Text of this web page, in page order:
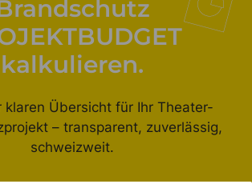
kalkulieren.
klaren Übersicht für Ihr Theater-
– transparent, zuverlässig,
schweizweit.